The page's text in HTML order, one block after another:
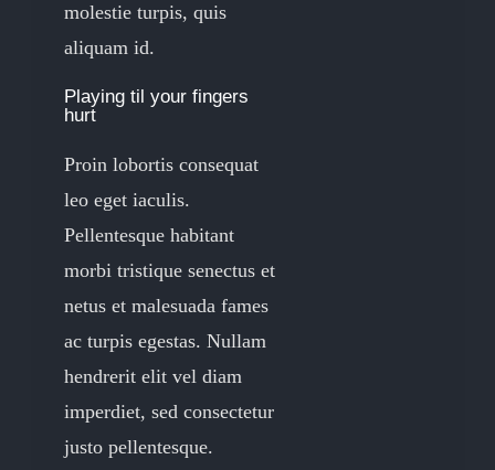
molestie turpis, quis
aliquam id.
Playing til your fingers
hurt
Proin lobortis consequat
leo eget iaculis.
Pellentesque habitant
morbi tristique senectus et
netus et malesuada fames
ac turpis egestas. Nullam
hendrerit elit vel diam
imperdiet, sed consectetur
justo pellentesque.